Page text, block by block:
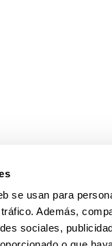
se usan para
Además,
sociales,